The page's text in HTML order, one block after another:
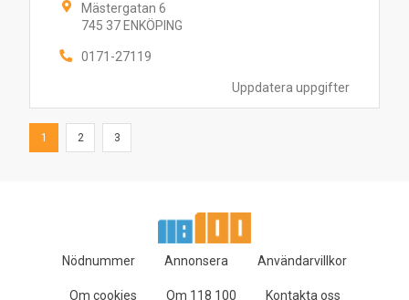
Uppdatera uppgifter
Mästergatan 6
745 37 ENKÖPING
0171-27119
1 2 3
Nödnummer Annonsera Användarvillkor
Om cookies Om 118 100 Kontakta oss